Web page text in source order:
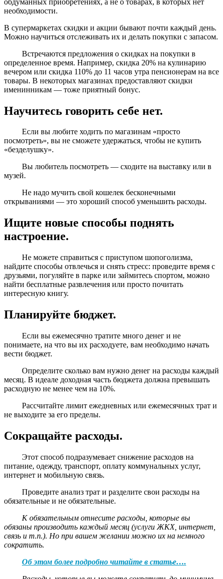
необходимости.
В супермаркетах скидки и акции бывают почти каждый день.
Можно научиться отслеживать их и делать покупки с запасом.
Встречаются предложения о скидках на покупки в
определенное время. Например, скидка 20% на кулинарию
вечером или скидка 110% до 11 часов утра пенсионерам на все
товары. В некоторых магазинах предоставляют скидки
именинникам — тоже приятный бонус.
Научитесь говорить себе нет.
Если вы любите ходить по магазинам «просто
посмотреть», вы не сможете удержаться, чтобы не купить
«безделушку».
Вы любитель посмотреть — сходите на выставку или в
музей.
Не надо мучить свой кошелек бесконечными
открываниями — это хороший способ уменьшить расходы.
Ищите новые способы поднять
настроение.
Не можете справиться с приступом шопоголизма,
найдите способы отвлечься и снять стресс: проведите время с
друзьями, погуляйте в парке или займитесь спортом, можно
найти бесплатные развлечения или просто почитать
интересную книгу.
Планируйте бюджет.
Если вы ежемесячно тратите много денег и не
понимаете, на что вы их расходуете, вам необходимо начать
вести бюджет.
Определите сколько вам нужно денег на расходы каждый
месяц. В идеале доходная часть бюджета должна превышать
расходную не менее чем на 10%.
Рассчитайте лимит ежедневных или ежемесячных трат и
не выходите за его пределы.
Сокращайте расходы.
Этот способ подразумевает снижение расходов на
питание, одежду, транспорт, оплату коммунальных услуг,
интернет и мобильную связь.
Проведите анализ трат и разделите свои расходы на
обязательные и не обязательные.
К обязательным отнесите расходы, которые вы
обязаны производить каждый месяц (услуги ЖКХ, интернет,
связь и т.п.). Но при вашем желании можно их на немного
сократить.
Об этом более подробно читайте в статье….